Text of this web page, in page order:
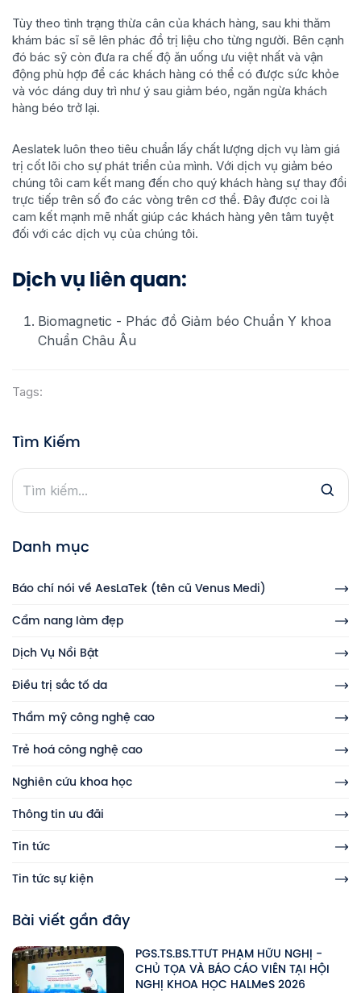
Tùy theo tình trạng thừa cân của khách hàng, sau khi thăm
khám bác sĩ sẽ lên phác đồ trị liệu cho từng người. Bên cạnh
đó bác sỹ còn đưa ra chế độ ăn uống ưu việt nhất và vận
động phù hợp để các khách hàng có thể có được sức khỏe
và vóc dáng duy trì như ý sau giảm béo, ngăn ngừa khách
hàng béo trở lại.
Aeslatek luôn theo tiêu chuẩn lấy chất lượng dịch vụ làm giá
trị cốt lõi cho sự phát triển của mình. Với dịch vụ giảm béo
chúng tôi cam kết mang đến cho quý khách hàng sự thay đổi
trực tiếp trên số đo các vòng trên cơ thể. Đây được coi là
cam kết mạnh mẽ nhất giúp các khách hàng yên tâm tuyệt
đối với các dịch vụ của chúng tôi.
Dịch vụ liên quan:
Biomagnetic - Phác đồ Giảm béo Chuẩn Y khoa
Chuẩn Châu Âu
Tags:
Tìm Kiếm
Danh mục
Báo chí nói về AesLaTek (tên cũ Venus Medi)
Cẩm nang làm đẹp
Dịch Vụ Nổi Bật
Điều trị sắc tố da
Thẩm mỹ công nghệ cao
Trẻ hoá công nghệ cao
Nghiên cứu khoa học
Thông tin ưu đãi
Tin tức
Tin tức sự kiện
Bài viết gần đây
PGS.TS.BS.TTƯT PHẠM HỮU NGHỊ -
CHỦ TỌA VÀ BÁO CÁO VIÊN TẠI HỘI
NGHỊ KHOA HỌC HALMeS 2026